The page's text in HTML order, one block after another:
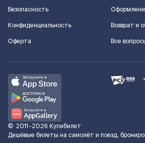
Безопасность
Конфиденциальность
Оферта
Возврат и
Все
© 2011–2026 Купибилет
Дешёвые билеты на самолёт и поезд,